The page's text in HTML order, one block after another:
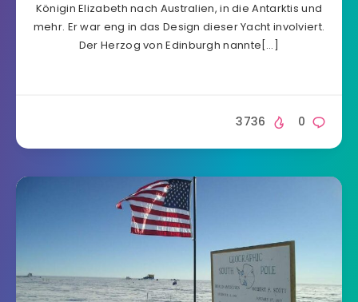
Königin Elizabeth nach Australien, in die Antarktis und
mehr. Er war eng in das Design dieser Yacht involviert.
Der Herzog von Edinburgh nannte[…]
0
3736